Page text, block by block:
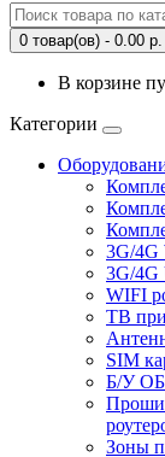
0 товар(ов) - 0.00 р.
В корзине
Категории
3G/4G
3G/
WIFI
ТВ
SIM
Б/У
Зоны